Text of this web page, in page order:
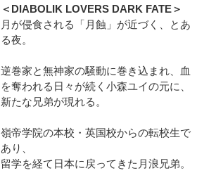
＜DIABOLIK LOVERS DARK FATE＞
月が侵食される「月蝕」が近づく、とあ
る夜。
逆巻家と無神家の騒動に巻き込まれ、血
を奪われる日々が続く小森ユイの元に、
新たな兄弟が現れる。
嶺帝学院の本校・英国校からの転校生で
あり、
留学を経て日本に戻ってきた月浪兄弟。